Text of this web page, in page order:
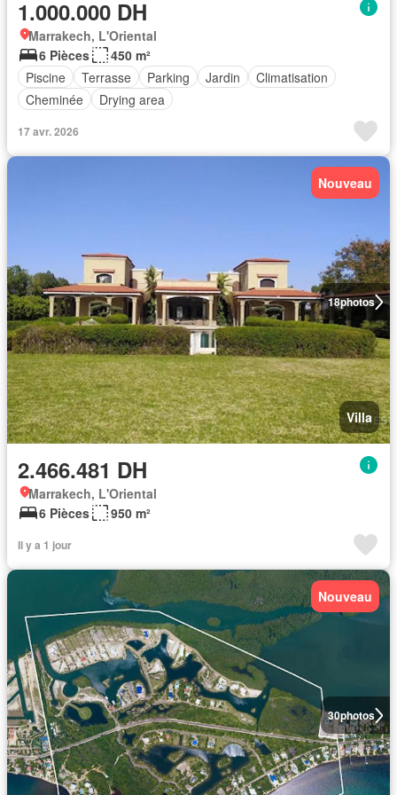
1.000.000 DH
Marrakech, L'Oriental
6 Pièces
450 m²
Piscine
Terrasse Parking Jardin
Climatisation
Cheminée
Drying area
17 avr. 2026
18photos
Nouveau
Villa
2.466.481 DH
Marrakech, L'Oriental
6 Pièces
950 m²
Il y a 1 jour
30photos
Nouveau